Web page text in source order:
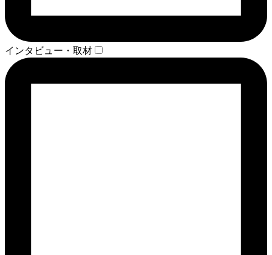
インタビュー・取材